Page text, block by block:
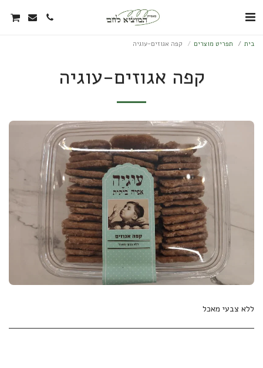
בית תפריט מוצרים קפה אגוזים-עוגיה
קפה אגוזים-עוגיה
ללא צבעי מאכל